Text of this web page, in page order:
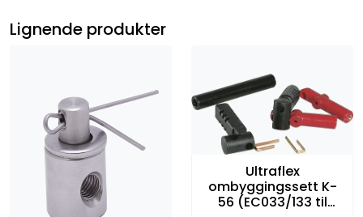
Lignende produkter
Ultraflex
ombyggingssett K-
56 (EC033/133 til